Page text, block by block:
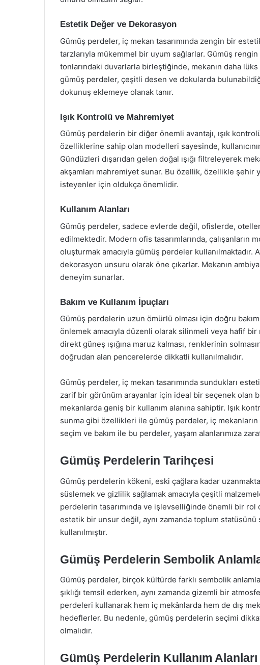
Estetik Değer ve Dekorasyon
Gümüş perdeler, iç mekan tasarımında zengin bir
tarzlarıyla mükemmel bir uyum sağlarlar. Gümüş
tonlarındaki duvarlarla birleştiğinde, mekanın daha
gümüş perdeler, çeşitli desen ve dokularda
dokunuş eklemeye olanak tanır.
Işık Kontrolü ve Mahremiyet
Gümüş perdelerin bir diğer önemli avantajı, ışık
özelliklerine sahip olan modelleri sayesinde,
Gündüzleri dışarıdan gelen doğal ışığı filtreleyerek
akşamları mahremiyet sunar. Bu özellik, özellikle şehir
isteyenler için oldukça önemlidir.
Kullanım Alanları
Gümüş perdeler, sadece evlerde değil, ofislerde,
edilmektedir. Modern ofis tasarımlarında, çalışanların
oluşturmak amacıyla gümüş perdeler kullanılmaktadır.
dekorasyon unsuru olarak öne çıkarlar. Mekanın
deneyim sunarlar.
Bakım ve Kullanım İpuçları
Gümüş perdelerin uzun ömürlü olması için doğru
önlemek amacıyla düzenli olarak silinmeli veya hafif
direkt güneş ışığına maruz kalması, renklerinin
doğrudan alan pencerelerde dikkatli kullanılmalıdır.
Gümüş perdeler, iç mekan tasarımında sundukları
zarif bir görünüm arayanlar için ideal bir seçenek olan
mekanlarda geniş bir kullanım alanına sahiptir. Işık
sunma gibi özellikleri ile gümüş perdeler, iç
seçim ve bakım ile bu perdeler, yaşam alanlarımıza
Gümüş Perdelerin Tarihçesi
Gümüş perdelerin kökeni, eski çağlara kadar
süslemek ve gizlilik sağlamak amacıyla çeşitli
perdelerin tasarımında ve işlevselliğinde önemli bir rol
estetik bir unsur değil, aynı zamanda toplum
kullanılmıştır.
Gümüş Perdelerin Sembolik
Gümüş perdeler, birçok kültürde farklı sembolik
şıklığı temsil ederken, aynı zamanda gizemli bir
perdeleri kullanarak hem iç mekânlarda hem de dış
hedeflerler. Bu nedenle, gümüş perdelerin seçimi
olmalıdır.
Gümüş Perdelerin Kullanım Alanları